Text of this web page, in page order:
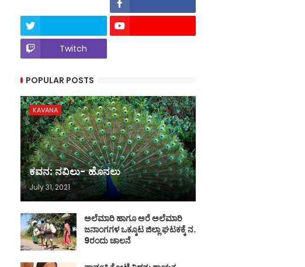
Twitch
POPULAR POSTS
KAVANA
ಕವನ: ನವಿಲು- ಹೊನಲು
July 31, 2021
ಅಲೆಮಾರಿ ಹಾಗೂ ಅರೆ ಅಲೆಮಾರಿ
ಜನಾಂಗಗಳ ಒಕ್ಕೂಟ ಜಿಲ್ಲಾ ಘಟಕಕ್ಕೆ ನ.
9ರಂದು ಚಾಲನೆ